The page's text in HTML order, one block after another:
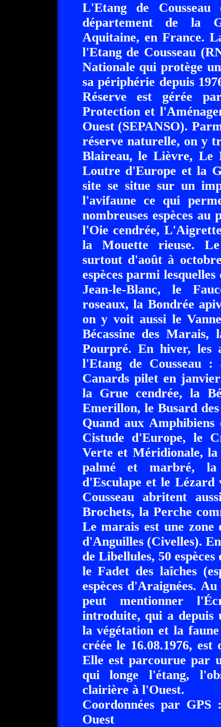
L'Etang de
département de la
Aquitaine, en France.
l'Etang de Cousseau
Nationale qui protège
sa périphérie depuis
Réserve est gérée
Protection et
Ouest (SEPANSO).
réserve naturelle, on y
Blaireau, le Lièvre, Le
Loutre d'Europe et la
site se situe sur un
l'avifaune ce qui
nombreuses espèces
l'Oie cendrée,
la Mouette rieuse.
surtout d'août à
espèces parmi
Jean-le-Blanc, le
roseaux, la Bondrée
on y voit aussi le
Bécassine des
Pourpré. En hiver, les
l'Etang de Cousseau
Canards pilet en
la Grue cendrée, la
Emerillon, le Busard
Quand aux
Cistude d'Europe, le
Verte et Méridionale,
palmé et marbré, la
d'Esculape et le
Cousseau abritent
Brochets, la Perche
Le marais est une
d'Anguilles (Civelles).
de Libellules, 50
le Fadet des laîches
espèces d'Araignées.
peut mentionner
introduite, qui a
la végétation et la
créée le 16.08.1976,
Elle est parcourue par
qui longe l'étang,
clairière à l'Ouest.
Coordonnées par
Ouest